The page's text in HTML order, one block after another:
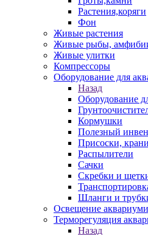
Растения,коряги
Фон
Живые растения
Живые рыбы,
Живые улитки
Компрессоры
Оборудование для
Назад
Оборудование
Кормушки
Полезный
Присоски,
Распылители
Сачки
Скребки и
Шланги и
Освещение
Терморегуляция
Назад